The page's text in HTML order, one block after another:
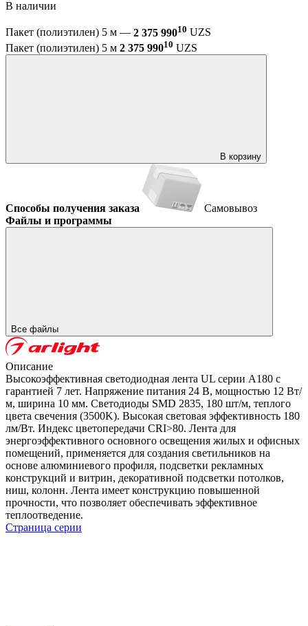
В наличии
Пакет (полиэтилен) 5 м — 2 375 99010 UZS
Пакет (полиэтилен) 5 м 2 375 99010 UZS
В корзину
Способы получения заказа
Самовывоз
Файлы и программы
Все файлы
Описание
Высокоэффективная светодиодная лента UL серии A180 с
гарантией 7 лет. Напряжение питания 24 В, мощностью 12 Вт/
м, ширина 10 мм. Светодиоды SMD 2835, 180 шт/м, теплого
цвета свечения (3500K). Высокая световая эффективность 180
лм/Вт. Индекс цветопередачи CRI>80. Лента для
энергоэффективного основного освещения жилых и офисных
помещений, применяется для создания светильников на
основе алюминиевого профиля, подсветки рекламных
конструкций и витрин, декоративной подсветки потолков,
ниш, колонн. Лента имеет конструкцию повышенной
прочности, что позволяет обеспечивать эффективное
теплоотведение.
Страница серии